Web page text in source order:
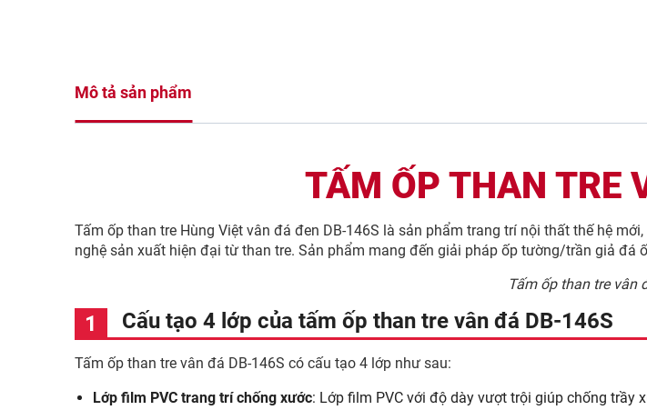
Mô tả sản phẩm
TẤM ỐP THAN TRE
Tấm ốp than tre Hùng Việt vân đá đen DB-146S là sản phẩm trang trí nội thất thế hệ
nghệ sản xuất hiện đại từ than tre. Sản phẩm mang đến giải pháp ốp tường/trần giả đá
Tấm ốp than tre vân
Cấu tạo 4 lớp của tấm ốp than tre vân đá DB-146S
Tấm ốp than tre vân đá DB-146S có cấu tạo 4 lớp như sau:
Lớp film PVC trang trí chống xước: Lớp film PVC với độ dày vượt trội giúp chống trầy